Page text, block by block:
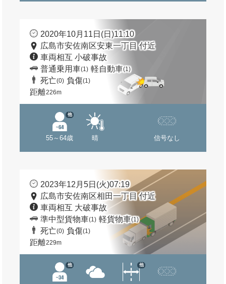
2020年10月11日(日)11:10
広島市安佐南区安東一丁目 付近
車両相互 小破事故
普通乗用車(1) 軽自動車(1)
死亡(0) 負傷(1)
距離226m
55～64歳
他
晴 信号なし
2023年12月5日(火)07:19
広島市安佐南区相田一丁目 付近
車両相互 大破事故
準中型貨物車(1) 軽貨物車(1)
死亡(0) 負傷(1)
距離229m
他 他